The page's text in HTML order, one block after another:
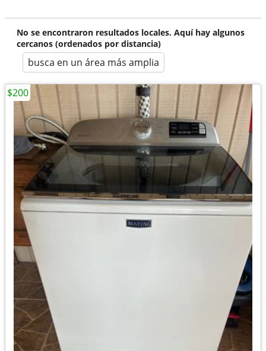
No se encontraron resultados locales. Aquí hay algunos
cercanos (ordenados por distancia)
busca en un área más amplia
$200